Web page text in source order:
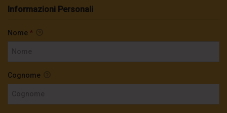
Informazioni Personali
Nome *
Cognome